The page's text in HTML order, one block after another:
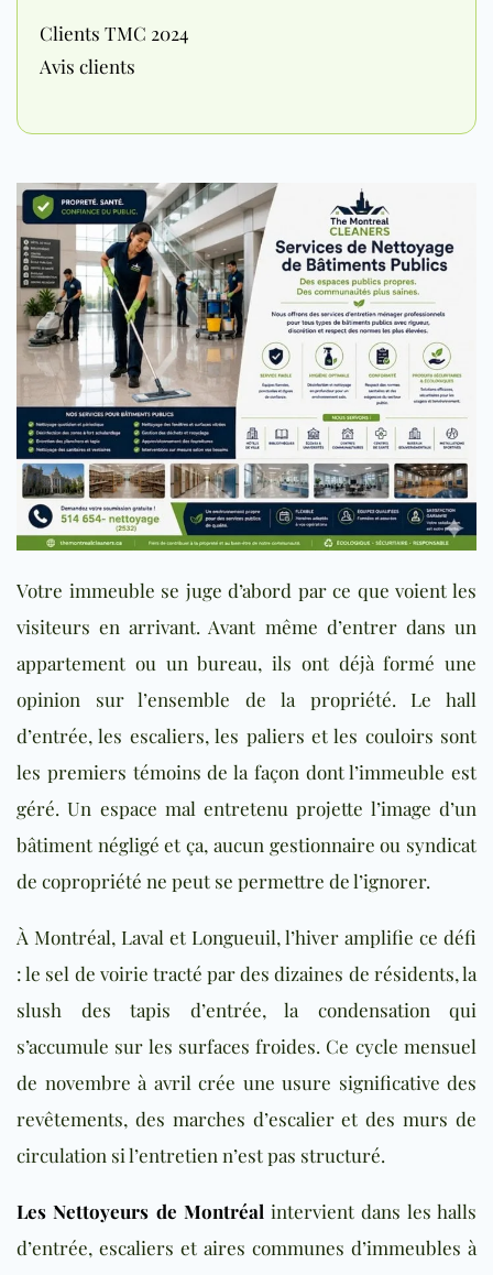
Clients TMC 2024
Avis clients
Votre immeuble se juge d’abord par ce que voient les
visiteurs en arrivant. Avant même d’entrer dans un
appartement ou un bureau, ils ont déjà formé une
opinion sur l’ensemble de la propriété. Le hall
d’entrée, les escaliers, les paliers et les couloirs sont
les premiers témoins de la façon dont l’immeuble est
géré. Un espace mal entretenu projette l’image d’un
bâtiment négligé et ça, aucun gestionnaire ou syndicat
de copropriété ne peut se permettre de l’ignorer.
À Montréal, Laval et Longueuil, l’hiver amplifie ce défi
: le sel de voirie tracté par des dizaines de résidents, la
slush des tapis d’entrée, la condensation qui
s’accumule sur les surfaces froides. Ce cycle mensuel
de novembre à avril crée une usure significative des
revêtements, des marches d’escalier et des murs de
circulation si l’entretien n’est pas structuré.
Les Nettoyeurs de Montréal intervient dans les halls
d’entrée, escaliers et aires communes d’immeubles à